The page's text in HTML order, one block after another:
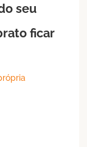
seu
ficar